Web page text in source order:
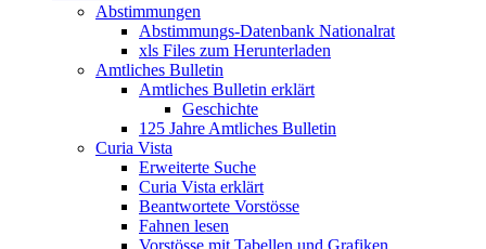
Abstimmungen
Abstimmungs-Datenbank Nationalrat
xls Files zum Herunterladen
Amtliches Bulletin
Amtliches Bulletin erklärt
Geschichte
125 Jahre Amtliches Bulletin
Curia Vista
Erweiterte Suche
Curia Vista erklärt
Beantwortete Vorstösse
Fahnen lesen